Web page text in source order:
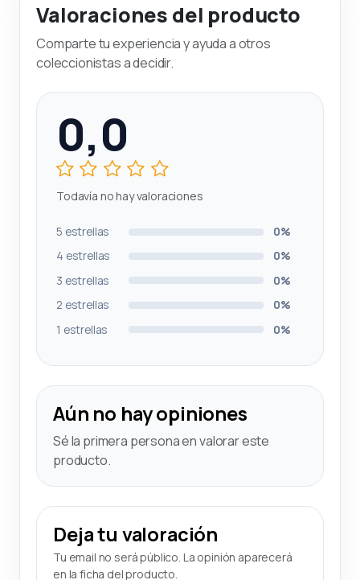
Valoraciones del producto
Comparte tu experiencia y ayuda a otros
coleccionistas a decidir.
0,0
Todavía no hay valoraciones
5 estrellas
0%
4 estrellas
0%
3 estrellas
0%
2 estrellas
0%
1 estrellas
0%
Aún no hay opiniones
Sé la primera persona en valorar este
producto.
Deja tu valoración
Tu email no será público. La opinión aparecerá
en la ficha del producto.